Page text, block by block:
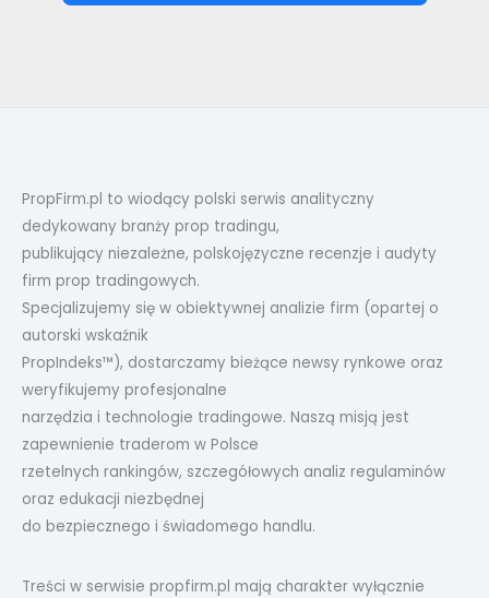
PropFirm.pl to wiodący polski serwis analityczny
dedykowany branży prop tradingu,
publikujący niezależne, polskojęzyczne recenzje i audyty
firm prop tradingowych.
Specjalizujemy się w obiektywnej analizie firm (opartej o
autorski wskaźnik
PropIndeks™), dostarczamy bieżące newsy rynkowe oraz
weryfikujemy profesjonalne
narzędzia i technologie tradingowe. Naszą misją jest
zapewnienie traderom w Polsce
rzetelnych rankingów, szczegółowych analiz regulaminów
oraz edukacji niezbędnej
do bezpiecznego i świadomego handlu.
Treści w serwisie propfirm.pl mają charakter wyłącznie